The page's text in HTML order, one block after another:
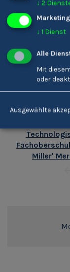
Miller'
↓ 2
Marketing
↓ 1 Dienst
Alle
Mit
oder
Ausgewählte